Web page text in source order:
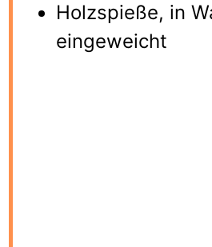
Holzspieße, in
eingeweicht